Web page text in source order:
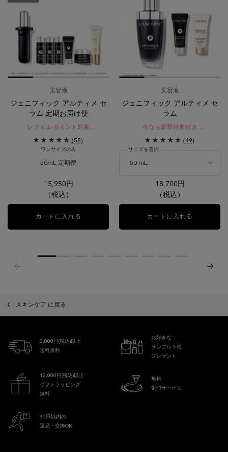
美容液
ジェニフィック アルティメ セ
ラム 定期お届け便
レフィル ポイント対象
ス
(58)
ワンサイズのみ
50mL 定期便
15,950円
（税込）
カートに入れる ジェニフィック アルティメ セラム 定期お届け便
美容液
ジェニフィック アルティメ セ
ラム
今なら豪華特典付き​
瞬間*¹。絶え間ないダメージ*²を立て
ハリを感じる肌へ。
(49)
サイズを選択
18,700円
（税込）
カートに入れる
スキンケア に戻る
8,800円(税込)以上
送料無料
お好きな
サンプル３種
プレゼント
12,000円(税込)以上
ギフトラッピング
無料
無料
刻印サービス
30日以内の
返品・交換OK